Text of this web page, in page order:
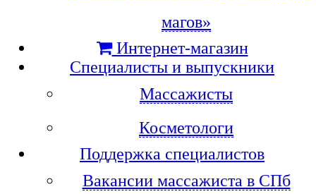
магов»
Интернет-магазин
Специалисты и выпускники
Массажисты
Косметологи
Поддержка специалистов
Вакансии массажиста в СПб